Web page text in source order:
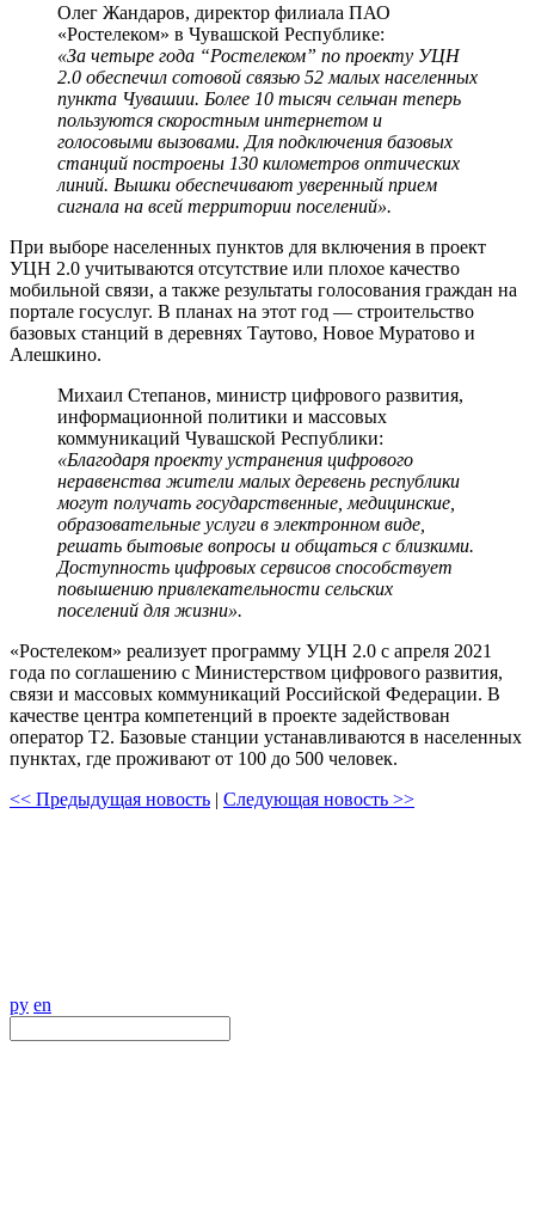
Олег Жандаров, директор филиала ПАО
«Ростелеком» в Чувашской Республике:
«За четыре года “Ростелеком” по проекту УЦН
2.0 обеспечил сотовой связью 52 малых населенных
пункта Чувашии. Более 10 тысяч сельчан теперь
пользуются скоростным интернетом и
голосовыми вызовами. Для подключения базовых
станций построены 130 километров оптических
линий. Вышки обеспечивают уверенный прием
сигнала на всей территории поселений».
При выборе населенных пунктов для включения в проект
УЦН 2.0 учитываются отсутствие или плохое качество
мобильной связи, а также результаты голосования граждан на
портале госуслуг. В планах на этот год — строительство
базовых станций в деревнях Таутово, Новое Муратово и
Алешкино.
Михаил Степанов, министр цифрового развития,
информационной политики и массовых
коммуникаций Чувашской Республики:
«Благодаря проекту устранения цифрового
неравенства жители малых деревень республики
могут получать государственные, медицинские,
образовательные услуги в электронном виде,
решать бытовые вопросы и общаться с близкими.
Доступность цифровых сервисов способствует
повышению привлекательности сельских
поселений для жизни».
«Ростелеком» реализует программу УЦН 2.0 с апреля 2021
года по соглашению с Министерством цифрового развития,
связи и массовых коммуникаций Российской Федерации. В
качестве центра компетенций в проекте задействован
оператор T2. Базовые станции устанавливаются в населенных
пунктах, где проживают от 100 до 500 человек.
<< Предыдущая новость | Следующая новость >>
ру en